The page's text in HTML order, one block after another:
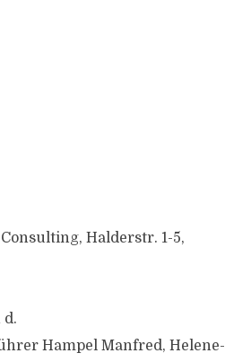
Halderstr. 1-5,
d.
Hampel Manfred, Helene-